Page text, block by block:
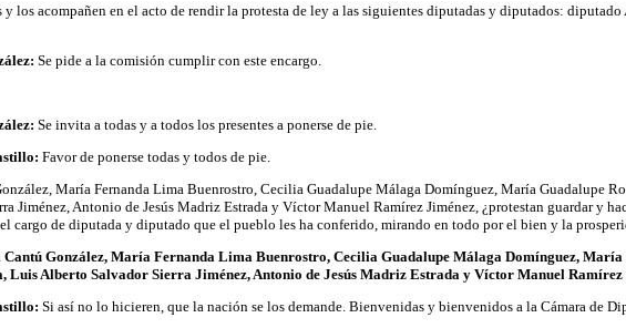
y los acompañen en el acto de rendir la protesta de ley a las siguientes diputadas y diputados:
Se pide a la comisión cumplir con este encargo.
Se invita a todas y a todos los presentes a ponerse de pie.
Favor de ponerse todas y todos de pie.
María Fernanda Lima Buenrostro, Cecilia Guadalupe Málaga Domínguez, María Guadalupe
Jiménez, Antonio de Jesús Madriz Estrada y Víctor Manuel Ramírez Jiménez, ¿protestan guardar y
cargo de diputada y diputado que el pueblo les ha conferido, mirando en todo por el bien y la
Cantú González, María Fernanda Lima Buenrostro, Cecilia Guadalupe Málaga Domínguez,
Alberto Salvador Sierra Jiménez, Antonio de Jesús Madriz Estrada y Víctor Manuel Ramírez
Si así no lo hicieren, que la nación se los demande. Bienvenidas y bienvenidos a la Cámara de